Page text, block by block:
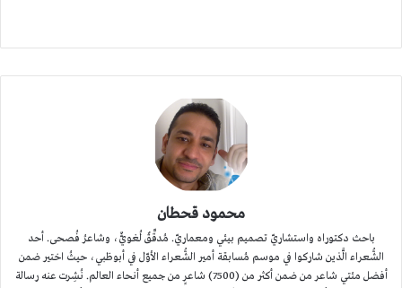
محمود قحطان
باحث دكتوراه واستشاريّ تصميم بيئي ومعماريّ. مُدقِّقٌ لُغويٌّ، وشاعرُ فُصحى. أحد
الشُّعراء الَّذين شاركوا في موسم مُسابقة أمير الشُّعراء الأوّل في أبوظبي، حيثُ اختير ضمن
أفضل مئتي شاعر من ضمن أكثر من (7500) شاعرٍ من جميع أنحاء العالم. نُشِرت عنه رسالة